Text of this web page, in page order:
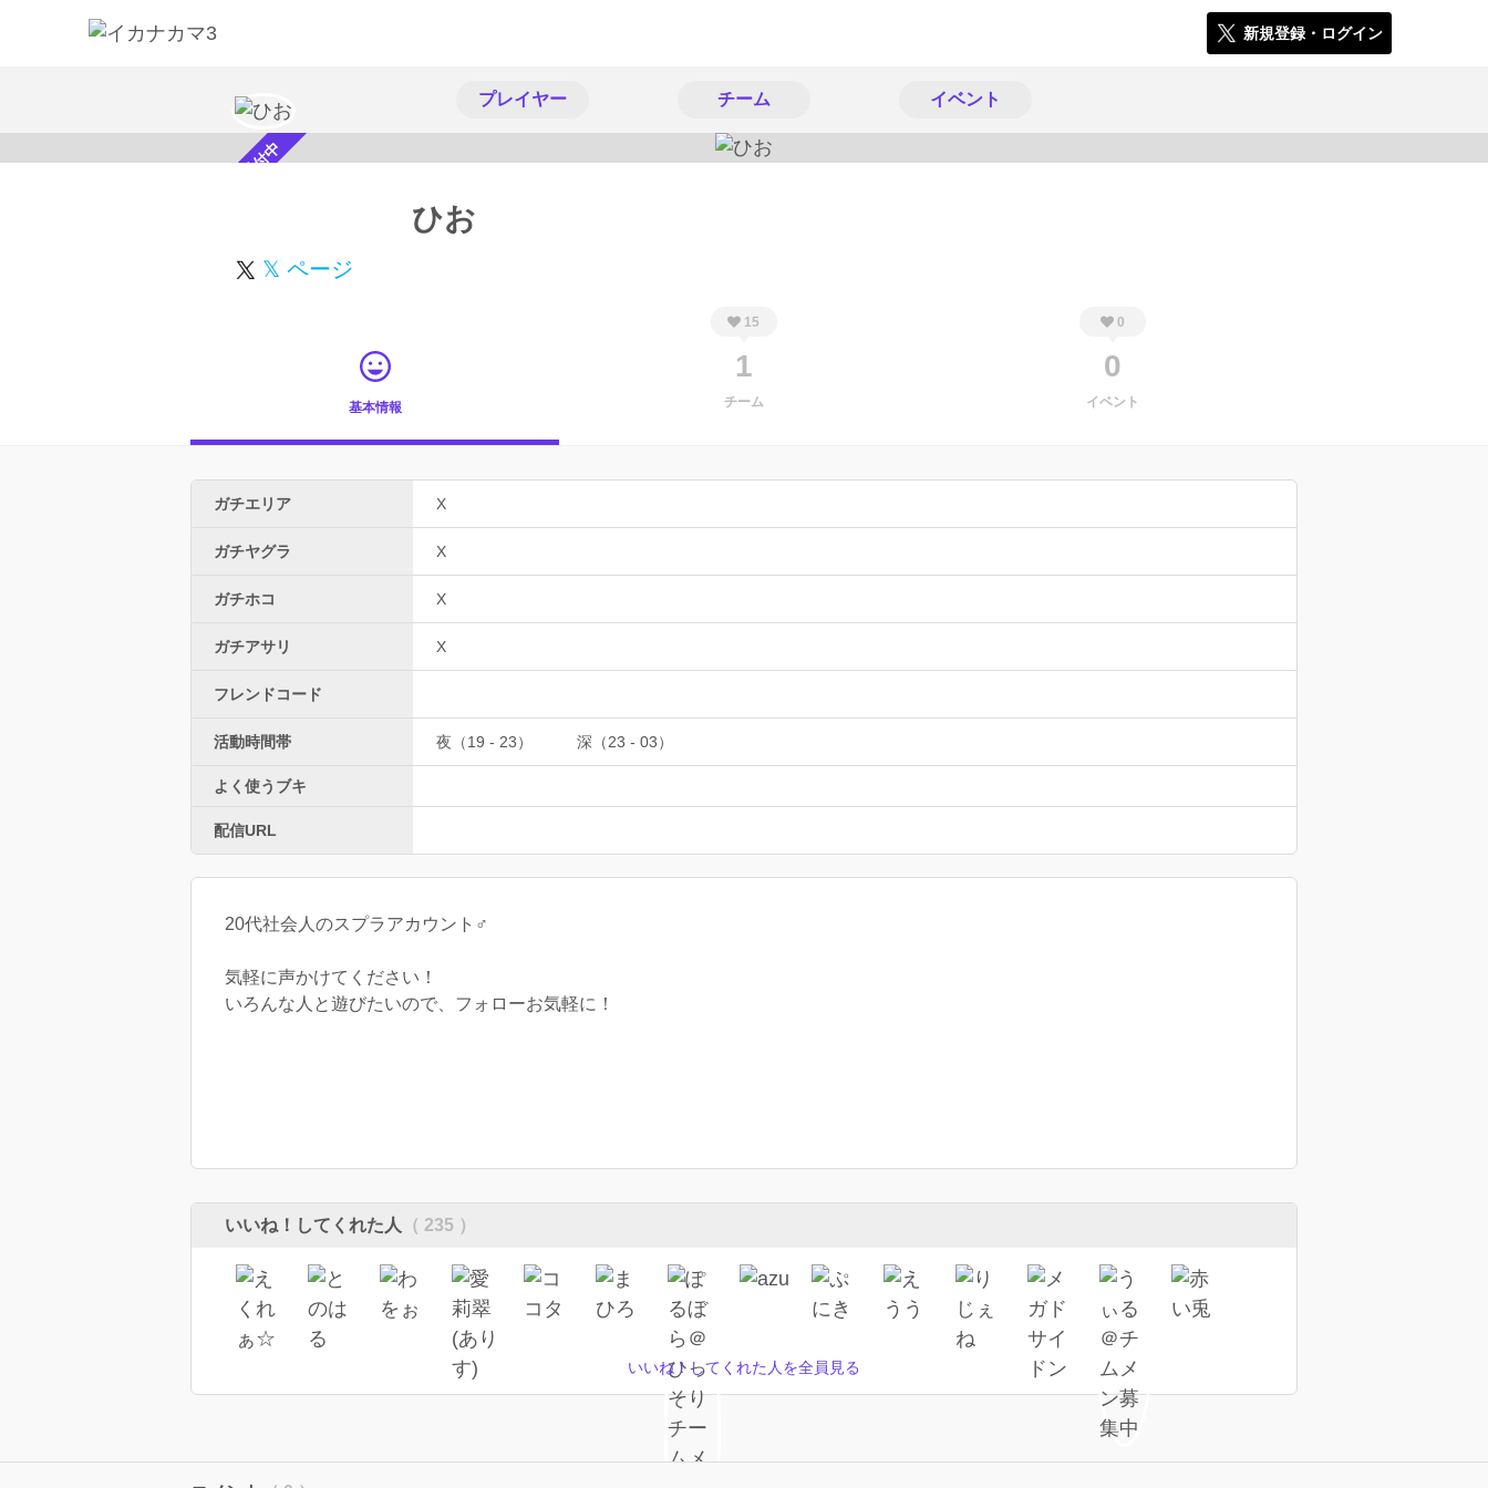
新規登録・ログイン
プレイヤー チーム イベント
スカウト受付中 ひお
𝕏 ページ
基本情報
15
1
チーム
0
0
イベント
ガチエリア X
ガチヤグラ X
ガチホコ X
ガチアサリ X
フレンドコード
活動時間帯 夜（19 - 23） 深（23 - 03）
よく使うブキ
配信URL
20代社会人のスプラアカウント♂
気軽に声かけてください！
いろんな人と遊びたいので、フォローお気軽に！
いいね！してくれた人 （ 235 ）
いいね！してくれた人を全員見る